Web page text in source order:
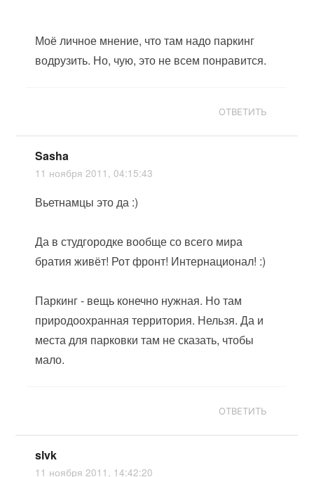
Моё личное мнение, что там надо паркинг
водрузить. Но, чую, это не всем понравится.
ОТВЕТИТЬ
Sasha
11 ноября 2011, 04:15:43
Вьетнамцы это да :)
Да в студгородке вообще со всего мира
братия живёт! Рот фронт! Интернационал! :)
Паркинг - вещь конечно нужная. Но там
природоохранная территория. Нельзя. Да и
места для парковки там не сказать, чтобы
мало.
ОТВЕТИТЬ
slvk
11 ноября 2011, 14:42:20